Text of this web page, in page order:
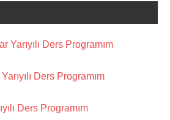
Yarıyılı Ders Programım
Ders Programım
Ders Programım